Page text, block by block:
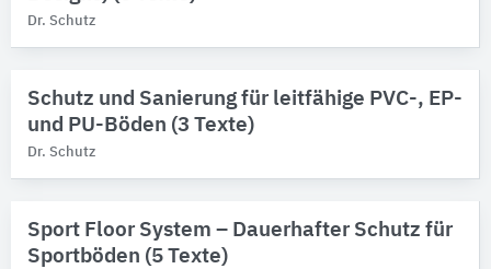
Dr. Schutz
Schutz und Sanierung für leitfähige PVC-, EP-
und PU-Böden (3 Texte)
Dr. Schutz
Sport Floor System – Dauerhafter Schutz für
Sportböden (5 Texte)